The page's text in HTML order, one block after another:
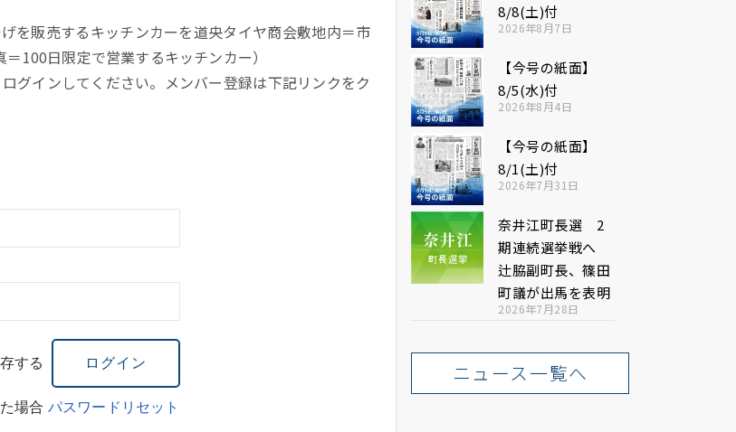
を販売するキッチンカーを道央タイヤ商会敷地内＝市
100日限定で営業するキッチンカー）
グインしてください。メンバー登録は下記リンクをク
する
場合 パスワードリセット
8/8(土)付
2026年8月7日
【今号の紙面】
8/5(水)付
2026年8月4日
【今号の紙面】
8/1(土)付
2026年7月31日
奈井江町長選 2
期連続選挙戦へ
辻脇副町長、篠田
町議が出馬を表明
2026年7月28日
ニュース一覧へ